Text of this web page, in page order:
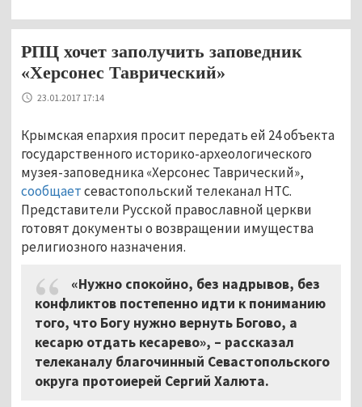
РПЦ хочет заполучить заповедник
«Херсонес Таврический»
23.01.2017 17:14
Крымская епархия просит передать ей 24 объекта
государственного историко-археологического
музея-заповедника «Херсонес Таврический»,
сообщаетсевастопольский телеканал НТС.
Представители Русской православной церкви
готовят документы о возвращении имущества
религиозного назначения.
«Нужно спокойно, без надрывов, без
конфликтов постепенно идти к пониманию
того, что Богу нужно вернуть Богово, а
кесарю отдать кесарево», – рассказал
телеканалу благочинный Севастопольского
округа протоиерей Сергий Халюта.